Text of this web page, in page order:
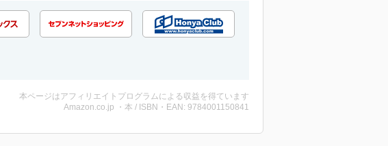
本ページはアフィリエイトプログラムによる収益を得ています
Amazon.co.jp ・本 / ISBN・EAN: 9784001150841